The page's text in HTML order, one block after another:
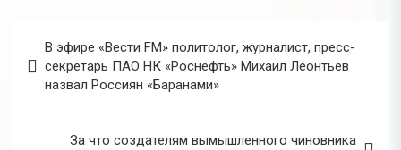
по
записям
В эфире «Вести FM» политолог, журналист, пресс-
секретарь ПАО НК «Роснефть» Михаил Леонтьев
назвал Россиян «Баранами»
За что создателям вымышленного чиновника